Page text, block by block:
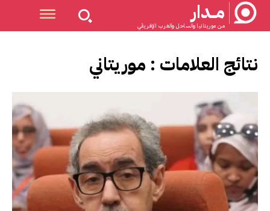
مــدار
من موريتانيا والساحل والغرب الإفريقي
نتائج العلامات : موريتاني